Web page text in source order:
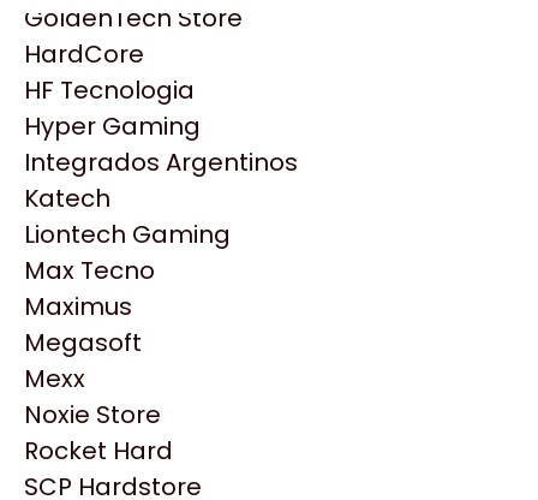
HP
HyperX
INNO3D
Intel
Kingston
Lenovo
Logitech
MSI
NVIDIA GeForce
NZXT
PNY
Palit
Philips
GoldenTech Store
HardCore
HF Tecnologia
Hyper Gaming
Integrados Argentinos
Katech
Liontech Gaming
Max Tecno
Maximus
Megasoft
Mexx
Noxie Store
Rocket Hard
SCP Hardstore
Productos
Similares